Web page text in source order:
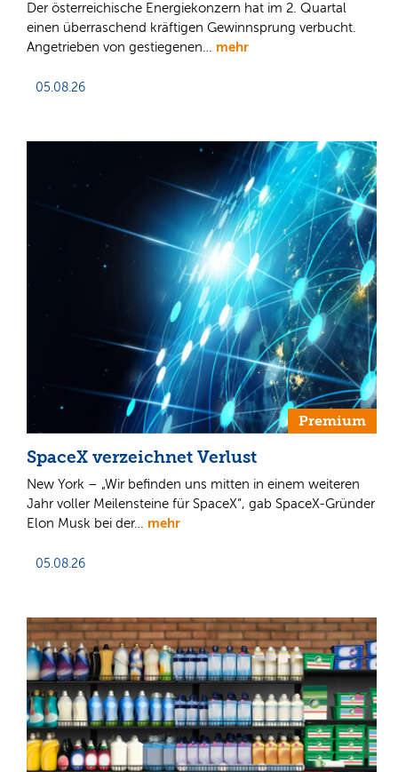
Der österreichische Energiekonzern hat im 2. Quartal
einen überraschend kräftigen Gewinnsprung verbucht.
Angetrieben von gestiegenen… mehr
05.08.26
Premium
SpaceX verzeichnet Verlust
New York – „Wir befinden uns mitten in einem weiteren
Jahr voller Meilensteine für SpaceX“, gab SpaceX-Gründer
Elon Musk bei der… mehr
05.08.26